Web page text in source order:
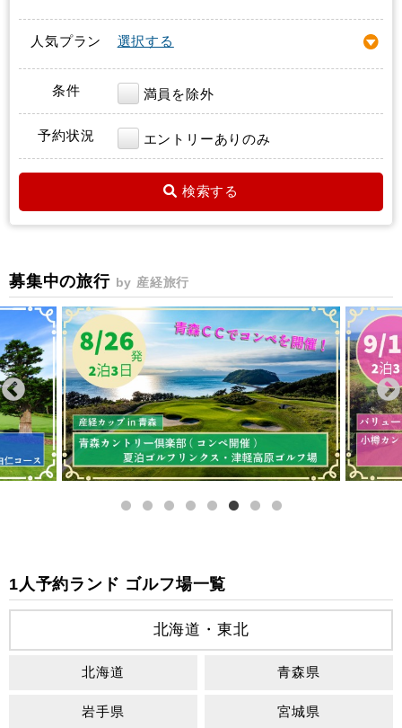
人気プラン 選択する
条件 満員を除外
予約状況 エントリーありのみ
検索する
募集中の旅行 by 産経旅行
1人予約ランド ゴルフ場一覧
北海道・東北
北海道 青森県
岩手県 宮城県